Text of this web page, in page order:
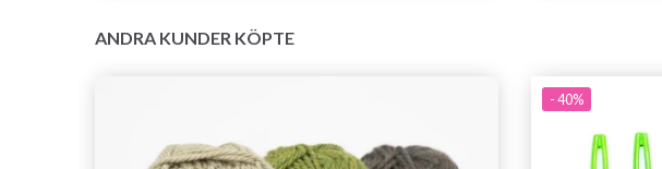
ANDRA KUNDER KÖPTE
- 40%